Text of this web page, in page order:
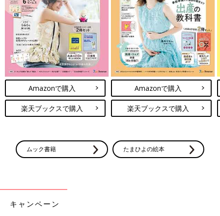
Amazonで購入
楽天ブックスで購入
Amazonで購入
楽天ブックスで購入
ムック書籍 たまひよの絵本
キャンペーン